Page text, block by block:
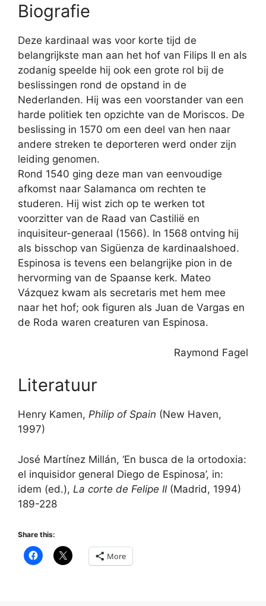
Biografie
Deze kardinaal was voor korte tijd de
belangrijkste man aan het hof van Filips II en als
zodanig speelde hij ook een grote rol bij de
beslissingen rond de opstand in de
Nederlanden. Hij was een voorstander van een
harde politiek ten opzichte van de Moriscos. De
beslissing in 1570 om een deel van hen naar
andere streken te deporteren werd onder zijn
leiding genomen.
Rond 1540 ging deze man van eenvoudige
afkomst naar Salamanca om rechten te
studeren. Hij wist zich op te werken tot
voorzitter van de Raad van Castilië en
inquisiteur-generaal (1566). In 1568 ontving hij
als bisschop van Sigüenza de kardinaalshoed.
Espinosa is tevens een belangrijke pion in de
hervorming van de Spaanse kerk. Mateo
Vázquez kwam als secretaris met hem mee
naar het hof; ook figuren als Juan de Vargas en
de Roda waren creaturen van Espinosa.
Raymond Fagel
Literatuur
Henry Kamen, Philip of Spain (New Haven,
1997)
José Martínez Millán, ‘En busca de la ortodoxia:
el inquisidor general Diego de Espinosa’, in:
idem (ed.), La corte de Felipe II (Madrid, 1994)
189-228
Share this:
More